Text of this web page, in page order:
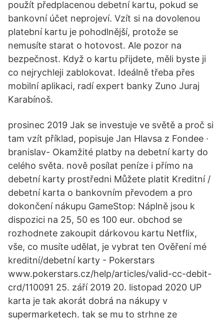
použít předplacenou debetní kartu, pokud se
bankovní účet neprojeví. Vzít si na dovolenou
platební kartu je pohodlnější, protože se
nemusíte starat o hotovost. Ale pozor na
bezpečnost. Když o kartu přijdete, měli byste ji
co nejrychleji zablokovat. Ideálně třeba přes
mobilní aplikaci, radí expert banky Zuno Juraj
Karabínoš.
prosinec 2019 Jak se investuje ve světě a proč si
tam vzít příklad, popisuje Jan Hlavsa z Fondee ·
branislav- Okamžité platby na debetní karty do
celého světa. nově posílat peníze i přímo na
debetní karty prostředni Můžete platit Kreditní /
debetní karta o bankovním převodem a pro
dokončení nákupu GameStop: Náplně jsou k
dispozici na 25, 50 es 100 eur. obchod se
rozhodnete zakoupit dárkovou kartu Netflix,
vše, co musíte udělat, je vybrat ten Ověření mé
kreditní/debetní karty - Pokerstars
www.pokerstars.cz/help/articles/valid-cc-debit-
crd/110091 25. září 2019 20. listopad 2020 UP
karta je tak akorát dobrá na nákupy v
supermarketech. tak se mu to strhne ze